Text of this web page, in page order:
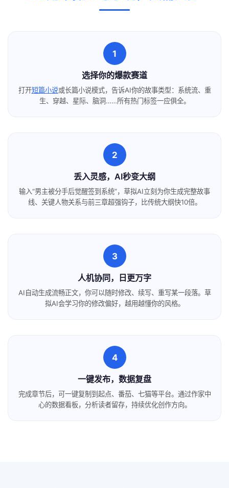
1
选择你的爆款赛道
打开短篇小说或长篇小说模式，告诉AI你的故事类型：系统流、重
生、穿越、星际、脑洞……所有热门标签一应俱全。
2
丢入灵感，AI秒变大纲
输入“男主被分手后觉醒签到系统”，草拟AI立刻为你生成完整故事
线、关键人物关系与前三章超强钩子，比传统大纲快10倍。
3
人机协同，日更万字
AI自动生成流畅正文，你可以随时修改、续写、重写某一段落。草
拟AI会学习你的修改偏好，越用越懂你的风格。
4
一键发布，数据复盘
完成章节后，可一键复制到起点、番茄、七猫等平台。通过作家中
心的数据看板，分析读者留存，持续优化创作方向。